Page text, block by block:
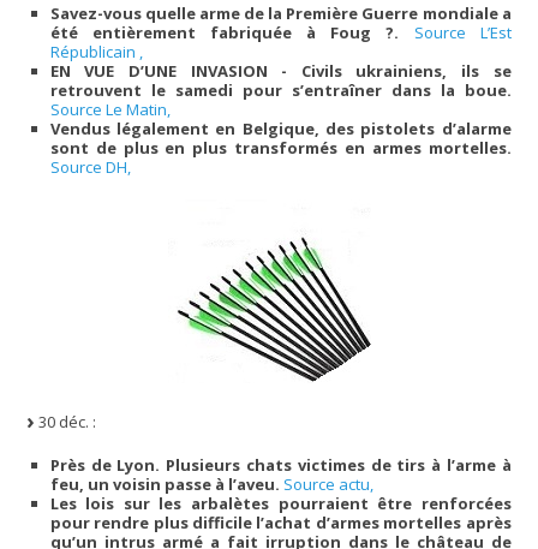
Savez-vous quelle arme de la Première Guerre mondiale a
été entièrement fabriquée à Foug ?. Source L’Est
Républicain ,
EN VUE D’UNE INVASION - Civils ukrainiens, ils se
retrouvent le samedi pour s’entraîner dans la boue.
Source Le Matin,
Vendus légalement en Belgique, des pistolets d’alarme
sont de plus en plus transformés en armes mortelles.
Source DH,
30 déc. :
Près de Lyon. Plusieurs chats victimes de tirs à l’arme à
feu, un voisin passe à l’aveu. Source actu,
Les lois sur les arbalètes pourraient être renforcées
pour rendre plus difficile l’achat d’armes mortelles après
qu’un intrus armé a fait irruption dans le château de